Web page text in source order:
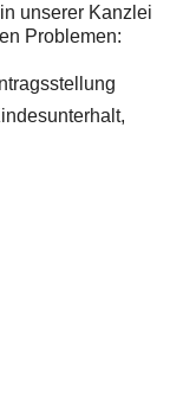
unserer Kanzlei
Problemen: